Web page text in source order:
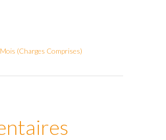
(Charges Comprises)